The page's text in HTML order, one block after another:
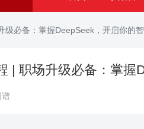
级必备：掌握DeepSeek，开启你的
| 职场升级必备：掌握
谱